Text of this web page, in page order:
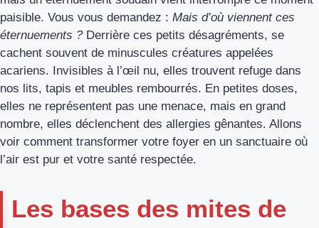
paisible. Vous vous demandez : Mais d’où viennent ces
éternuements ?Derrière ces petits désagréments, se
cachent souvent de minuscules créatures appelées
acariens. Invisibles à l’œil nu, elles trouvent refuge dans
nos lits, tapis et meubles rembourrés. En petites doses,
elles ne représentent pas une menace, mais en grand
nombre, elles déclenchent des allergies gênantes. Allons
voir comment transformer votre foyer en un sanctuaire où
l’air est pur et votre santé respectée.
Les bases des mites de